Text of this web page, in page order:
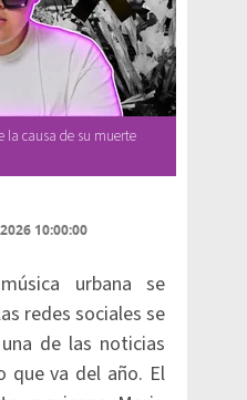
la causa de su muerte
10:00:00
urbana se
redes sociales se
de las noticias
que va del año. El